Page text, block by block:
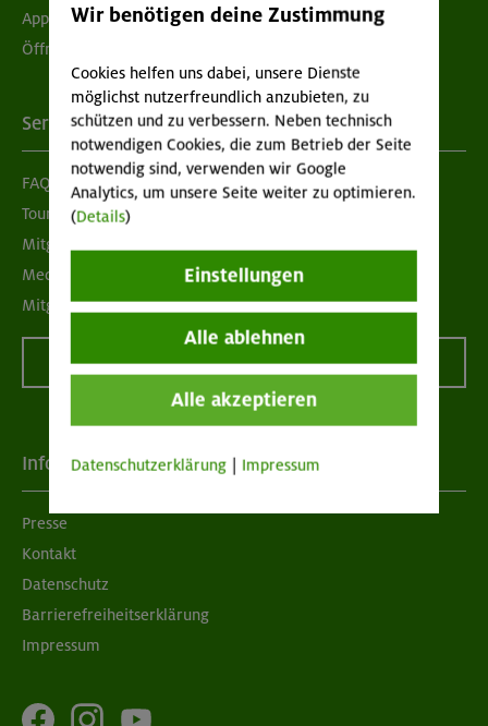
App "Mein DAV+"
Öffnungszeiten
Services
FAQ
Tour der Woche
Mitgliedermagazin alpinwelt
Mediadaten
Mitgliedschaft kündigen
Vertrag widerrufen
Info
Presse
Kontakt
Datenschutz
Barrierefreiheitserklärung
Impressum
Wir benötigen deine Zustimmung
Cookies helfen uns dabei, unsere Dienste
möglichst nutzerfreundlich anzubieten, zu
schützen und zu verbessern. Neben technisch
notwendigen Cookies, die zum Betrieb der Seite
notwendig sind, verwenden wir Google
Analytics, um unsere Seite weiter zu optimieren.
(Details)
Einstellungen
Alle ablehnen
Alle akzeptieren
Datenschutzerklärung Impressum